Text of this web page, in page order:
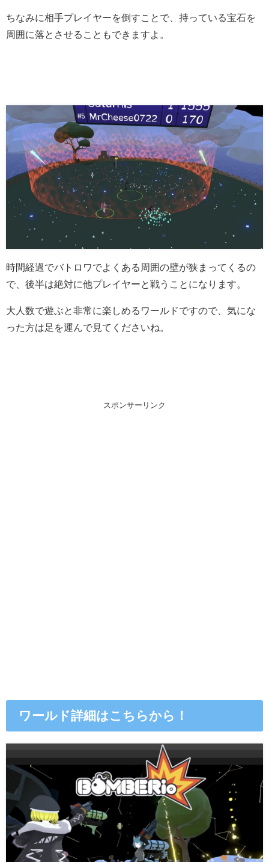
ちなみに相手プレイヤーを倒すことで、持っている宝石を
周囲に落とさせることもできますよ。
時間経過でバトロワでよくある周囲の壁が狭まってくるの
で、後半は絶対に他プレイヤーと戦うことになります。
大人数で遊ぶと非常に楽しめるワールドですので、気にな
った方は足を運んで見てくださいね。
スポンサーリンク
ワールド詳細はこちらから！